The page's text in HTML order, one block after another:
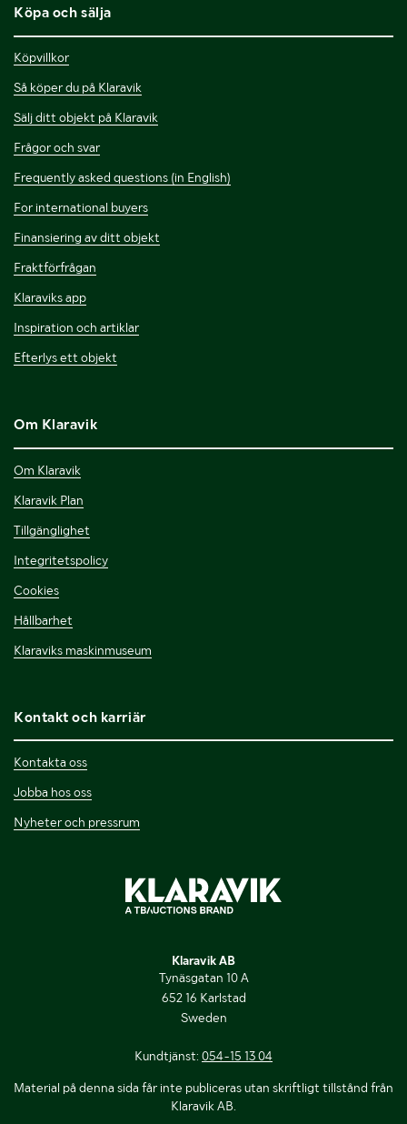
Köpa och sälja
Köpvillkor
Så köper du på Klaravik
Sälj ditt objekt på Klaravik
Frågor och svar
Frequently asked questions (in English)
For international buyers
Finansiering av ditt objekt
Fraktförfrågan
Klaraviks app
Inspiration och artiklar
Efterlys ett objekt
Om Klaravik
Om Klaravik
Klaravik Plan
Tillgänglighet
Integritetspolicy
Cookies
Hållbarhet
Klaraviks maskinmuseum
Kontakt och karriär
Kontakta oss
Jobba hos oss
Nyheter och pressrum
Klaravik AB
Tynäsgatan 10 A
652 16 Karlstad
Sweden
Kundtjänst: 054-15 13 04
Material på denna sida får inte publiceras utan skriftligt tillstånd från
Klaravik AB.